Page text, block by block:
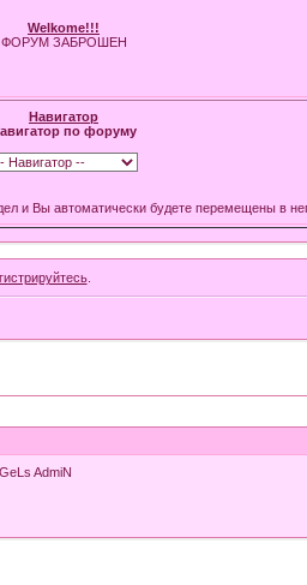
Welkome!!!
ФОРУМ ЗАБРОШЕН
Навигатор
по форуму
и Вы автоматически будете перемещены в
.
AdmiN